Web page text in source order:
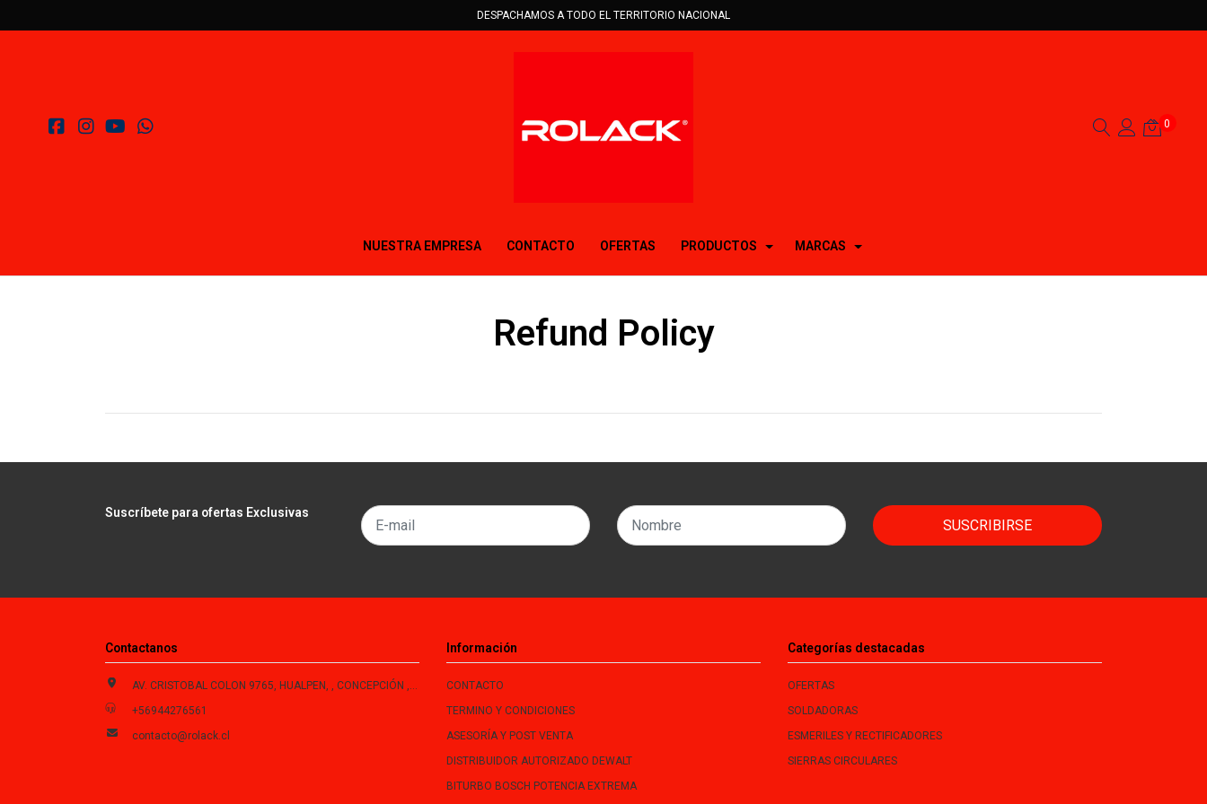
DESPACHAMOS A TODO EL TERRITORIO NACIONAL
0
NUESTRA EMPRESA CONTACTO OFERTAS PRODUCTOS MARCAS
Refund Policy
Suscríbete para ofertas Exclusivas
SUSCRIBIRSE
Contactanos
AV. CRISTOBAL COLON 9765, HUALPEN, , CONCEPCIÓN , Biobío, Chile
+56944276561
contacto@rolack.cl
Información
CONTACTO
TERMINO Y CONDICIONES
ASESORÍA Y POST VENTA
DISTRIBUIDOR AUTORIZADO DEWALT
BITURBO BOSCH POTENCIA EXTREMA
Categorías destacadas
OFERTAS
SOLDADORAS
ESMERILES Y RECTIFICADORES
SIERRAS CIRCULARES